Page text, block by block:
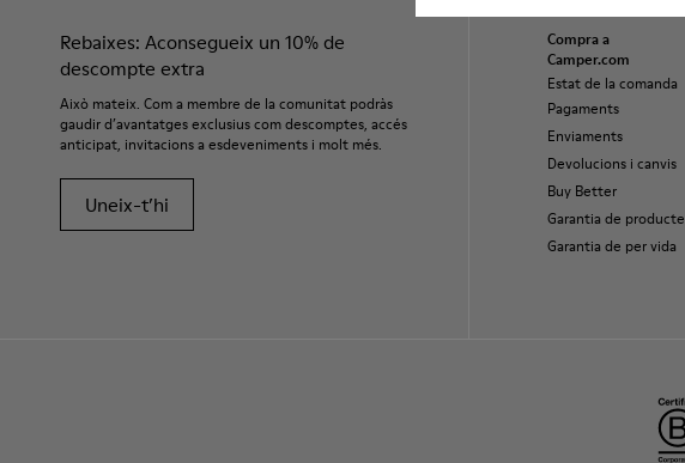
Rebaixes: Aconsegueix un 10% de
descompte extra
Això mateix. Com a membre de la comunitat podràs
gaudir d’avantatges exclusius com descomptes, accés
anticipat, invitacions a esdeveniments i molt més.
Uneix-t’hi
Compra a
Camper.com
Estat de la comanda
Pagaments
Enviaments
Devolucions i canvis
Buy Better
Garantia de producte
Garantia de per vida